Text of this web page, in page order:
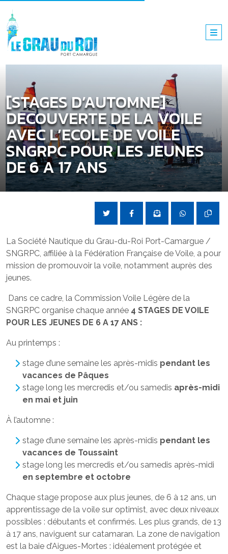
[STAGES D’AUTOMNE]
DECOUVERTE DE LA VOILE
AVEC L’ECOLE DE VOILE
SNGRPC POUR LES JEUNES
DE 6 A 17 ANS
La Société Nautique du Grau-du-Roi Port-Camargue /
SNGRPC, affiliée à la Fédération Française de Voile, a pour
mission de promouvoir la voile, notamment auprès des
jeunes.
Dans ce cadre, la Commission Voile Légère de la
SNGRPC organise chaque année 4 STAGES DE VOILE
POUR LES JEUNES DE 6 A 17 ANS :
Au printemps :
stage d’une semaine les après-midis pendant les
vacances de Pâques
stage long les mercredis et/ou samedis après-midi
en mai et juin
À l’automne :
stage d’une semaine les après-midis pendant les
vacances de Toussaint
stage long les mercredis et/ou samedis après-midi
en septembre et octobre
Chaque stage propose aux plus jeunes, de 6 à 12 ans, un
apprentissage de la voile sur optimist, avec deux niveaux
possibles : débutants et confirmés. Les plus grands, de 13
à 17 ans, naviguent sur catamaran. La zone de navigation
est la baie d’Aigues-Mortes : idéalement protégée et